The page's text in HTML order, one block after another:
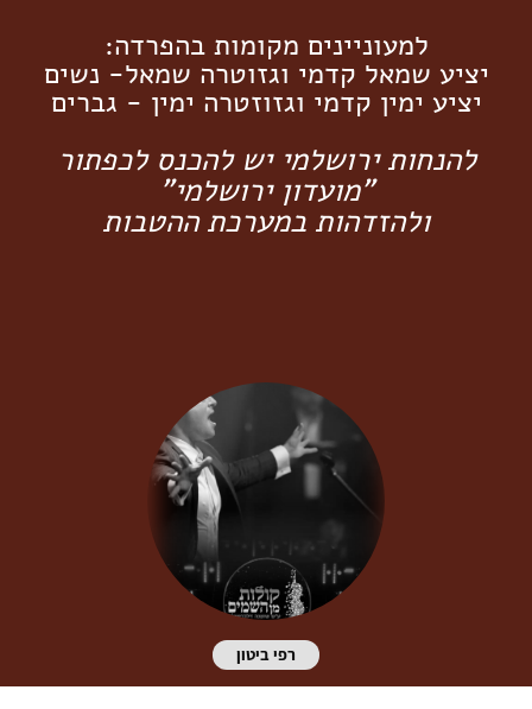
למעוניינים מקומות בהפרדה:
יציע שמאל קדמי וגזוטרה שמאל- נשים
יציע ימין קדמי וגזוזטרה ימין - גברים
להנחות ירושלמי יש להכנס לכפתור
"מועדון ירושלמי"
ולהזדהות במערכת ההטבות
רפי ביטון